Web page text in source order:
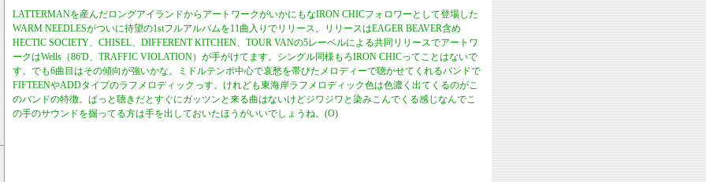
LATTERMANを産んだロングアイランドからアートワークがいかにもなIRON CHICフォロワーとして登場した
WARM NEEDLESがついに待望の1stフルアルバムを11曲入りでリリース。リリースはEAGER BEAVER含め
HECTIC SOCIETY、CHISEL、DIFFERENT KITCHEN、TOUR VANの5レーベルによる共同リリースでアートワ
ークはWells（86'D、TRAFFIC VIOLATION）が手がけてます。シングル同様もろIRON CHICってことはないで
す。でも6曲目はその傾向が強いかな。ミドルテンポ中心で哀愁を帯びたメロディーで聴かせてくれるバンドで
FIFTEENやADDタイプのラフメロディックっす。けれども東海岸ラフメロディック色は色濃く出てくるのがこ
のバンドの特徴。ぱっと聴きだとすぐにガッツンと来る曲はないけどジワジワと染みこんでくる感じなんでこ
の手のサウンドを掘ってる方は手を出しておいたほうがいいでしょうね。(O)